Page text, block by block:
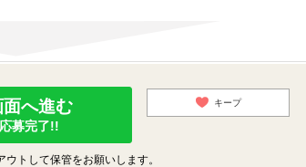
へ進む
募完了!!
キープ
トして保管をお願いします。